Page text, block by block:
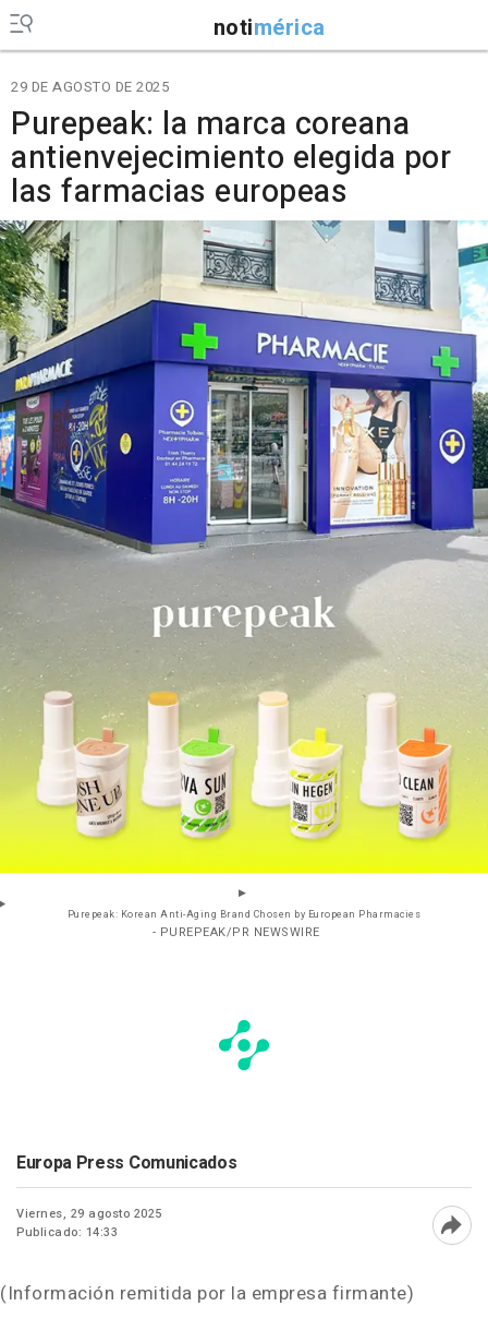
notimérica
29 DE AGOSTO DE 2025
Purepeak: la marca coreana
antienvejecimiento elegida por
las farmacias europeas
Purepeak: Korean Anti-Aging Brand Chosen by European Pharmacies
- PUREPEAK/PR NEWSWIRE
Europa Press Comunicados
Viernes, 29 agosto 2025
Publicado: 14:33
(Información remitida por la empresa firmante)